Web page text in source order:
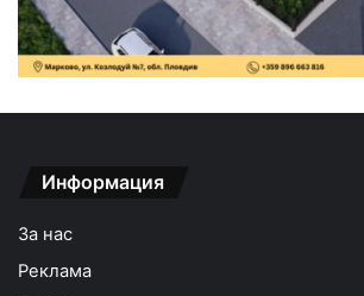
Информация
За нас
Реклама